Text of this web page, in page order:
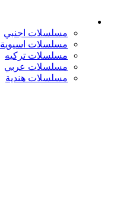
مسلسلات اجنبي
مسلسلات اسيوية
مسلسلات تركيه
مسلسلات عربي
مسلسلات هندية